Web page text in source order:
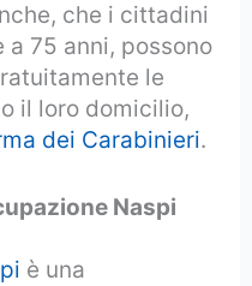
che i cittadini
a 75 anni, possono
le
il loro domicilio,
dei Carabinieri.
Naspi
è una